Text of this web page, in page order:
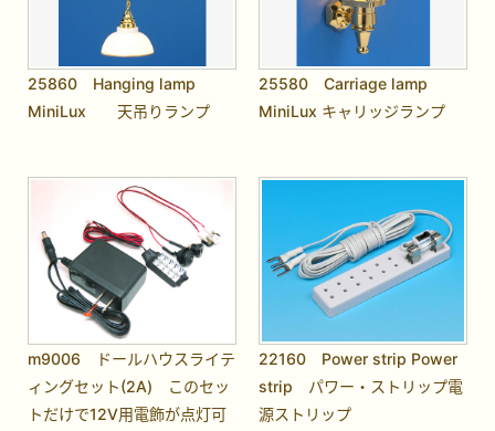
25860 Hanging lamp
MiniLux 天吊りランプ
25580 Carriage lamp
MiniLux キャリッジランプ
m9006 ドールハウスライテ
ィングセット(2A) このセッ
トだけで12V用電飾が点灯可
22160 Power strip Power
strip パワー・ストリップ電
源ストリップ